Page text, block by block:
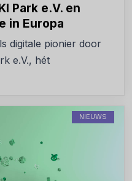
Park e.V. en
in Europa
digitale pionier door
e.V., hét
NIEUWS